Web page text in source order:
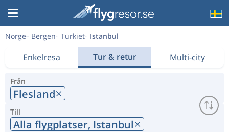
Norge Bergen Turkiet Istanbul
Enkelresa Tur & retur Multi-city
Från
Flesland
Till
Alla flygplatser, Istanbul